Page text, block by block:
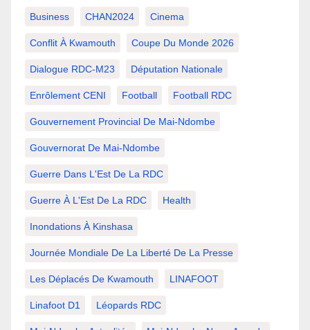
Business CHAN2024 Cinema
Conflit À Kwamouth Coupe Du Monde 2026
Dialogue RDC-M23 Députation Nationale
Enrôlement CENI Football Football RDC
Gouvernement Provincial De Mai-Ndombe
Gouvernorat De Mai-Ndombe
Guerre Dans L'Est De La RDC
Guerre À L'Est De La RDC Health
Inondations À Kinshasa
Journée Mondiale De La Liberté De La Presse
Les Déplacés De Kwamouth LINAFOOT
Linafoot D1 Léopards RDC